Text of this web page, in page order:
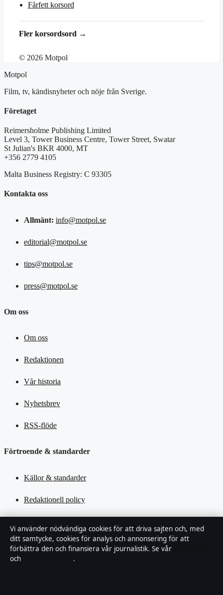
Fårfett korsord
Fler korsordsord →
© 2026 Motpol
Motpol
Film, tv, kändisnyheter och nöje från Sverige.
Företaget
Reimersholme Publishing Limited
Level 3, Tower Business Centre, Tower Street, Swatar
St Julian's BKR 4000, MT
+356 2779 4105
Malta Business Registry: C 93305
Kontakta oss
Allmänt: info@motpol.se
editorial@motpol.se
tips@motpol.se
press@motpol.se
Om oss
Om oss
Redaktionen
Vår historia
Nyhetsbrev
RSS-flöde
Förtroende & standarder
Källor & standarder
Redaktionell policy
Tillgänglighetsredogörelse
Vi använder nödvändiga cookies för att driva sajten och, med
ditt samtycke, cookies för analys och annonsering för att
förbättra den och finansiera vår journalistik. Se vår
och
.